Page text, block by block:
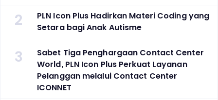
2
PLN Icon Plus Hadirkan Materi Coding yang
Setara bagi Anak Autisme
3
Sabet Tiga Penghargaan Contact Center
World, PLN Icon Plus Perkuat Layanan
Pelanggan melalui Contact Center
ICONNET